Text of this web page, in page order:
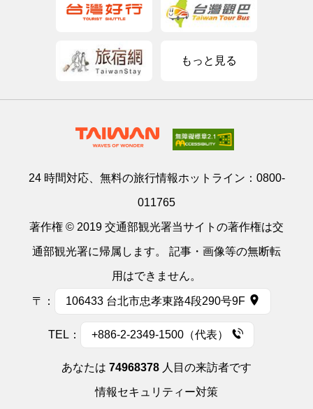
もっと見る
24 時間対応、無料の旅行情報ホットライン： 0800-
011765
著作権 © 2019 交通部観光署当サイトの著作権は交
通部観光署に帰属します。 記事・画像等の無断転
用はできません。
〒： 106433 台北市忠孝東路4段290号9F
TEL： +886-2-2349-1500（代表）
あなたは 74968378 人目の来訪者です
情報セキュリティー対策